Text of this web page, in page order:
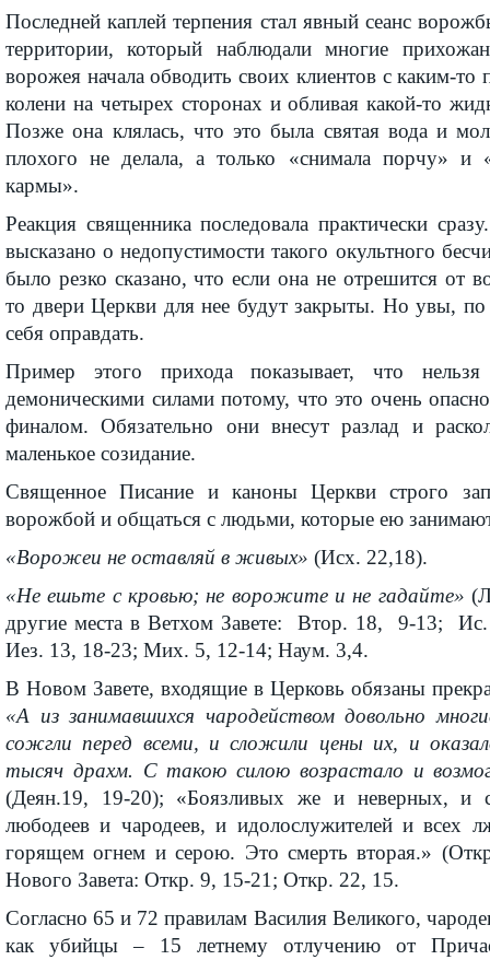
Последней каплей терпения стал явный сеанс
территории, который наблюдали многие
ворожея начала обводить своих клиентов с каким-то
колени на четырех сторонах и обливая какой-то
Позже она клялась, что это была святая вода и
плохого не делала, а только «снимала порчу» и
кармы».
Реакция священника последовала практи­чески
высказано о недопустимости такого окультного
было резко сказано, что если она не отрешится от
то двери Церкви для нее будут закрыты. Но увы, по
себя оправдать.
Пример этого прихода показывает, что
демоническими силами потому, что это очень
финалом. Обязательно они внесут разлад и
маленькое созидание.
Священное Писание и каноны Церкви строго
ворожбой и общаться с людьми, которые ею
«Ворожеи не оставляй в живых» (Исх. 22,18).
«Не ешьте с кровью; не ворожите и не гадайте»
другие места в Ветхом Завете: Втор. 18, 9-13;
Иез. 13, 18-23; Мих. 5, 12-14; Наум. 3,4.
В Новом Завете, входя­щие в Церковь обязаны
«А из зани­мавшихся чародейством довольно
сожгли перед всеми, и сложили цены их, и
тысяч драхм. С такою силою возрастало и
(Деян.19, 19-20); «Боязливых же и неверных, и
любодеев и чародеев, и идолослужителей и всех
горящем огнем и серою. Это смерть вторая.»
Нового Завета: Откр. 9, 15-21; Откр. 22, 15.
Согласно 65 и 72 правилам Василия Великого,
как убийцы – 15 летнему отлучению от